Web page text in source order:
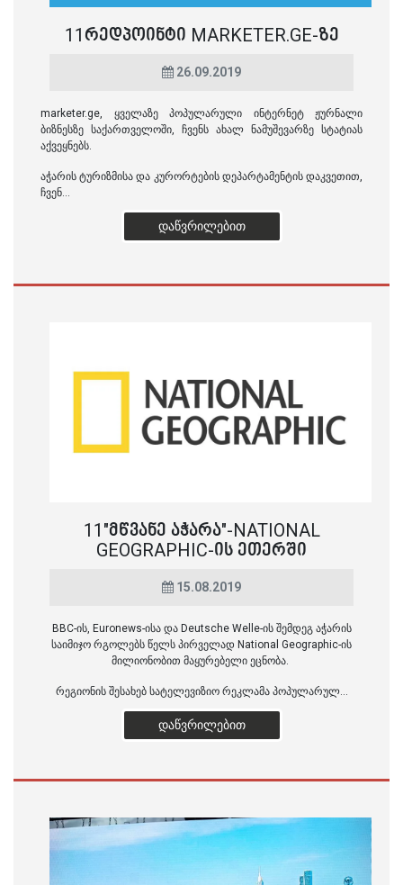
11ᲠᲔᲓᲞᲝᲘᲜᲢᲘ MARKETER.GE-ᲖᲔ
26.09.2019
marketer.ge, ყველაზე პოპულარული ინტერნეტ ჟურნალი
ბიზნესზე საქართველოში, ჩვენს ახალ ნამუშევარზე სტატიას
აქვეყნებს.
აჭარის ტურიზმისა და კურორტების დეპარტამენტის დაკვეთით,
ჩვენ...
ᲓᲐᲬᲕᲠᲘᲚᲔᲑᲘᲗ
11"ᲛᲬᲕᲐᲜᲔ ᲐᲭᲐᲠᲐ"-NATIONAL
GEOGRAPHIC-ᲘᲡ ᲔᲗᲔᲠᲨᲘ
15.08.2019
BBC-ის, Euronews-ისა და Deutsche Welle-ის შემდეგ აჭარის
საიმიჯო რგოლებს წელს პირველად National Geographic-ის
მილიონობით მაყურებელი ეცნობა.
რეგიონის შესახებ სატელევიზიო რეკლამა პოპულარულ...
ᲓᲐᲬᲕᲠᲘᲚᲔᲑᲘᲗ